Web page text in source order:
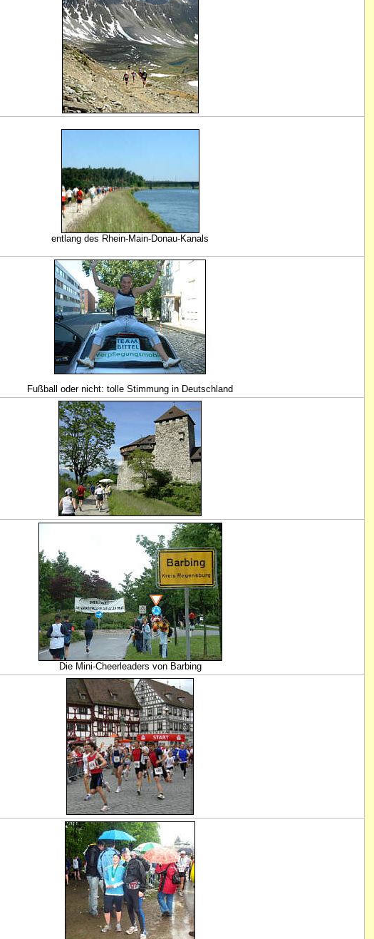
entlang des Rhein-Main-Donau-Kanals
Fußball oder nicht: tolle Stimmung in Deutschland
Die Mini-Cheerleaders von Barbing